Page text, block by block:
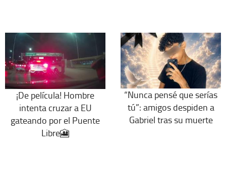
¡De película! Hombre
intenta cruzar a EU
gateando por el Puente
Libre🎦
“Nunca pensé que serías
tú”: amigos despiden a
Gabriel tras su muerte